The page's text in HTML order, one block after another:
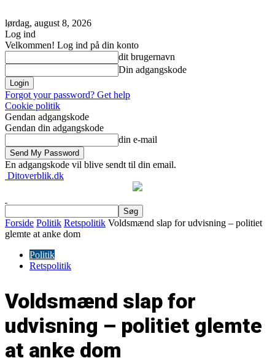
lørdag, august 8, 2026
Log ind
Velkommen! Log ind på din konto
dit brugernavn
Din adgangskode
Forgot your password? Get help
Cookie politik
Gendan adgangskode
Gendan din adgangskode
din e-mail
En adgangskode vil blive sendt til din email.
Ditoverblik.dk
Forside Politik Retspolitik Voldsmænd slap for udvisning – politiet
glemte at anke dom
Politik
Retspolitik
Voldsmænd slap for
udvisning – politiet glemte
at anke dom